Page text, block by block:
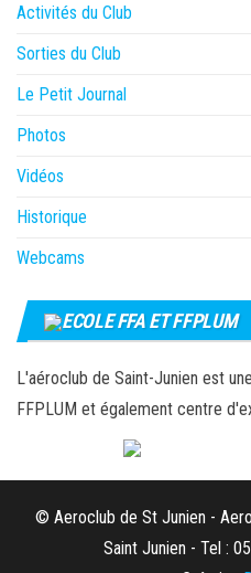
Activités du Club
Sorties du Club
Le Petit Journal
Photos
Vidéos
Historique
Webcams
ECOLE FFA ET FFPLUM
L'aéroclub de Saint-Junien est
FFPLUM et également centre
© Aeroclub de St Junien -
Saint Junien - Tel :